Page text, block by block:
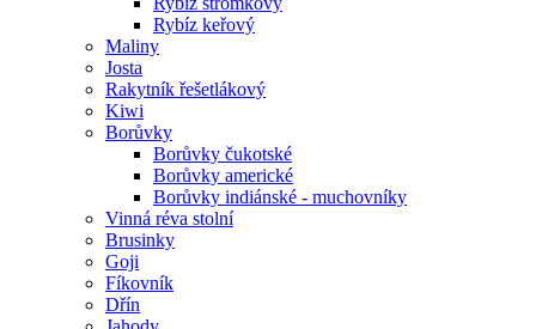
Rybíz keřový
Maliny
Josta
Rakytník řešetlákový
Kiwi
Borůvky
Borůvky čukotské
Borůvky americké
Borůvky indiánské - muchovníky
Vinná réva stolní
Brusinky
Goji
Fíkovník
Dřín